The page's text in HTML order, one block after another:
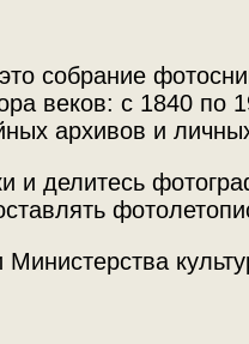
собрание
веков: с 1840 по
архивов и
и делитесь
Архив